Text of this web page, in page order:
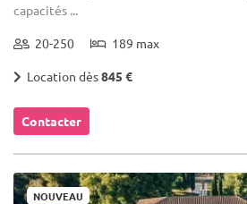
capacités ...
20-250 189 max
Location dès845 €
Contacter
NOUVEAU